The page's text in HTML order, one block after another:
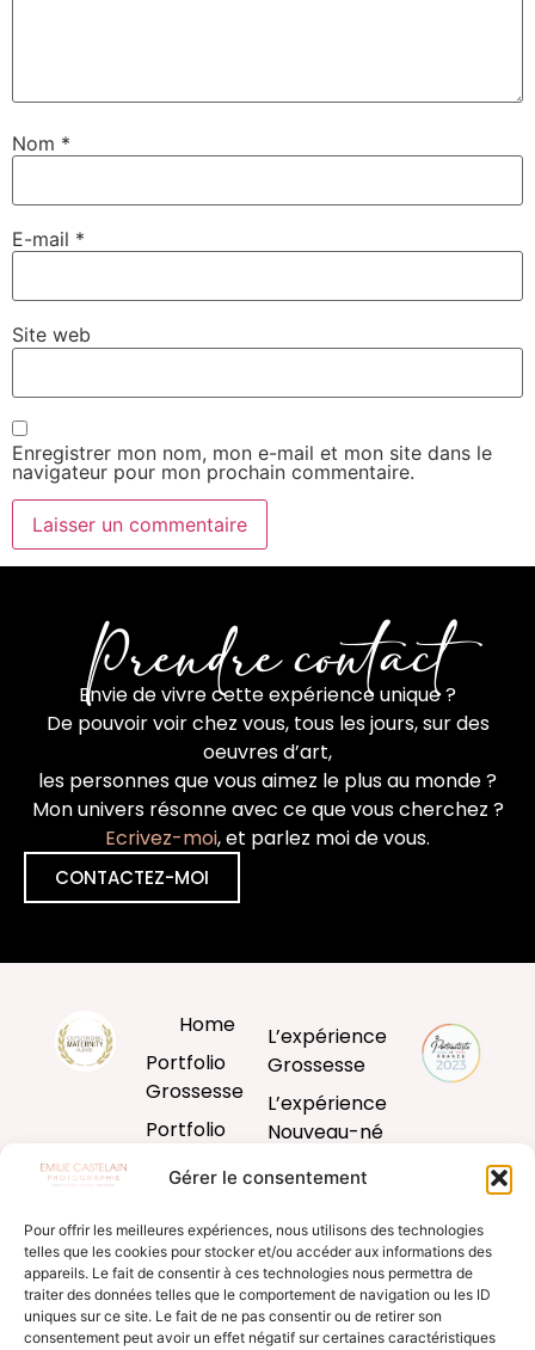
Gérer le consentement
Pour offrir les meilleures expériences, nous utilisons des technologies
telles que les cookies pour stocker et/ou accéder aux informations des
appareils. Le fait de consentir à ces technologies nous permettra de
traiter des données telles que le comportement de navigation ou les ID
uniques sur ce site. Le fait de ne pas consentir ou de retirer son
consentement peut avoir un effet négatif sur certaines caractéristiques
Nom *
E-mail *
Site web
Enregistrer mon nom, mon e-mail et mon site dans le
navigateur pour mon prochain commentaire.
Prendre contact
Envie de vivre cette expérience unique ?
De pouvoir voir chez vous, tous les jours, sur des
oeuvres d’art,
les personnes que vous aimez le plus au monde ?
Mon univers résonne avec ce que vous cherchez ?
Ecrivez-moi, et parlez moi de vous.
CONTACTEZ-MOI
Home
Portfolio
Grossesse
Portfolio
Bébé
Portfolio
Famille
Blog
L’expérience
Grossesse
L’expérience
Nouveau-né
L’expérience
L’expérience
famille
Produits
d’art